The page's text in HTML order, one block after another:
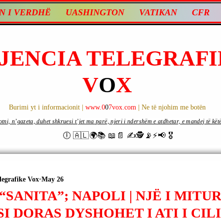
I VERDHË UASHINGTON VATIKAN CFR
VOX
Burimi yt i informacionit | www.007vox.com | Ne të njohim me botën
🕕 🇦🇱🌍📚 📖📄 ✍🕵️📡⚡️📢 🎖
n’gazeta, duhet shkruesi t’jet ma parë, njeri i ndershëm e atdhetar, e mandej të
NAPOLI | NJË I
DORAS DYSHOHET I ATI I
Vox May 26